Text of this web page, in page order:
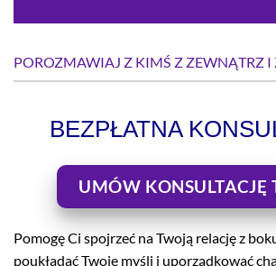
POROZMAWIAJ Z KIMŚ Z ZEWNĄTRZ I
BEZPŁATNA
UMÓW KONSULTACJĘ
Pomogę Ci spojrzeć na Twoją relację z
poukładać Twoje myśli i uporządkować